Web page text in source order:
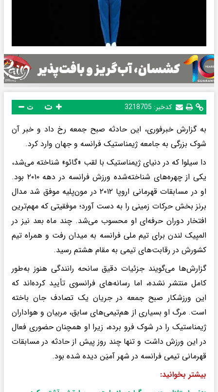
کدخبر: 3218705 ت
به گزارش خبرفوری، این حادثه صبح جمعه رخ داد و خبر آن
شوک بزرگی به جامعه ژیمناستیک فرانسه و جهان وارد کرد.
دا سیلوا که در دنیای ژیمناستیک با لقب «گائو» شناخته می‌شد،
یکی از چهره‌های شناخته‌شده ورزش فرانسه در دهه ۲۰۱۰ بود.
او در مسابقات قهرمانی اروپا ۲۰۱۲ در مون‌پلیه موفق شد مدال
برنز بخش حرکات زمینی را به دست آورد؛ موفقیتی که مهم‌ترین
افتخار دوران حرفه‌ای او محسوب می‌شد. چند ماه بعد نیز در
المپیک لندن برای تیم ملی فرانسه به میدان رفت و همراه تیم
کشورش در رقابت‌های تیمی به مقام هشتم رسید.
گزارش‌ها می‌گویند جزئیات دقیق سانحه رانندگی هنوز به‌طور
کامل منتشر نشده، اما رسانه‌های فرانسوی تأیید کرده‌اند که
این ورزشکار صبح جمعه در جریان یک تصادف جان باخته
است. مرگ او بسیاری از هم‌تیمی‌های سابق، مربیان و هواداران
ژیمناستیک را در شوک فرو برده، زیرا او همچنان حضوری فعال
در این ورزش داشت و تنها چند روز پیش از حادثه در مسابقات
قهرمانی تیمی فرانسه در شهر آمیَن دیده شده بود.
بیشتر بخوانید: